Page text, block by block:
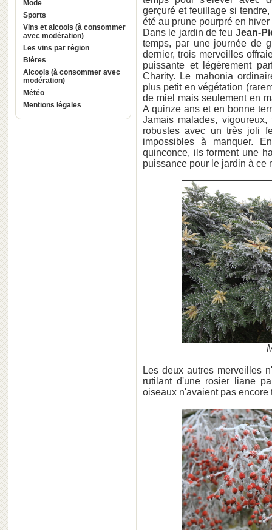
Mode
Sports
Vins et alcools (à consommer
avec modération)
Les vins par région
Bières
Alcools (à consommer avec
modération)
Météo
Mentions légales
gerçuré et feuillage si
été au prune pourpré en
Dans le jardin de feu Jean-
temps, par une journée de
dernier, trois merveilles
puissante et légèrement
Charity. Le mahonia
plus petit en végétation
de miel mais seulement en
A quinze ans et en bonne
Jamais malades,
robustes avec un très joli
impossibles à manquer.
quinconce, ils forment une
puissance pour le jardin à ce
Les deux autres merveilles
rutilant d'une rosier liane
oiseaux n'avaient pas encore